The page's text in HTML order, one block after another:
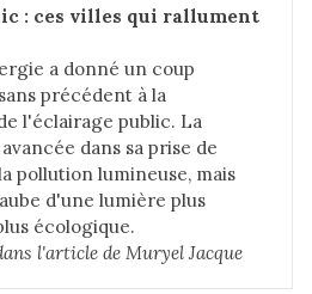
: ces villes qui rallument
a donné un coup
précédent à la
l'éclairage public. La
dans sa prise de
pollution lumineuse, mais
d'une lumière plus
écologique.
l'article de Muryel Jacque